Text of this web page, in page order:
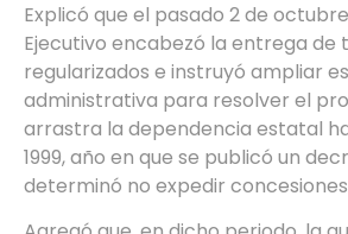
Explicó que el pasado 2 de
Ejecutivo encabezó la entrega de
regularizados e instruyó ampliar
administrativa para resolver el
arrastra la dependencia estatal
1999, año en que se publicó un
determinó no expedir